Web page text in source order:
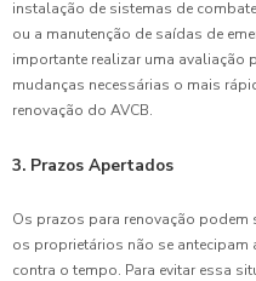
instalação de sistemas de
ou a manutenção de saídas de
importante realizar uma avaliação
mudanças necessárias o mais
renovação do AVCB.
3. Prazos Apertados
Os prazos para renovação podem
os proprietários não se antecipam
contra o tempo. Para evitar essa